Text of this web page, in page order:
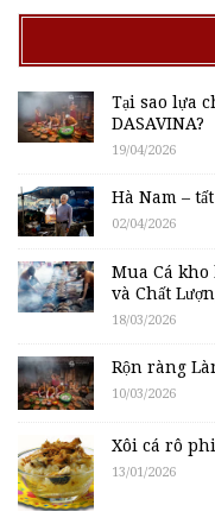
Tại sao lựa
DASAVINA?
19/04/2026
Hà Nam –
02/04/2026
Mua Cá kho
và Chất
18/03/2026
Rộn ràng
10/03/2026
Xôi cá rô
13/01/2026